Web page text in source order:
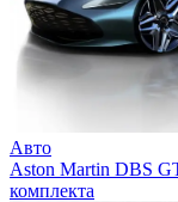
Авто
Aston Martin DBS
комплекта